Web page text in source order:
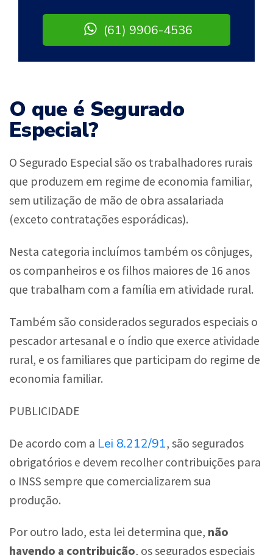
(61) 9906-4536
O que é Segurado
Especial?
O Segurado Especial são os trabalhadores rurais
que produzem em regime de economia familiar,
sem utilização de mão de obra assalariada
(exceto contratações esporádicas).
Nesta categoria incluímos também os cônjuges,
os companheiros e os filhos maiores de 16 anos
que trabalham com a família em atividade rural.
Também são considerados segurados especiais o
pescador artesanal e o índio que exerce atividade
rural, e os familiares que participam do regime de
economia familiar.
PUBLICIDADE
De acordo com a Lei 8.212/91, são segurados
obrigatórios e devem recolher contribuições para
o INSS sempre que comercializarem sua
produção.
Por outro lado, esta lei determina que, não
havendo a contribuição, os segurados especiais